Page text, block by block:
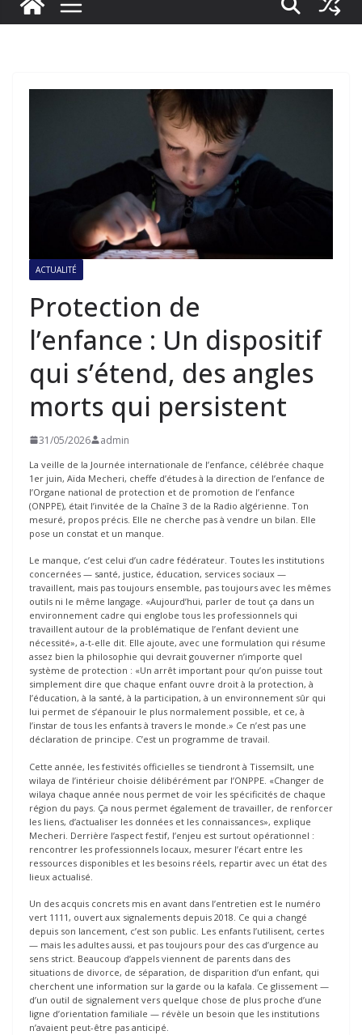
ACTUALITÉ
Protection de
l’enfance : Un dispositif
qui s’étend, des angles
morts qui persistent
31/05/2026 admin
La veille de la Journée internationale de l’enfance, célébrée chaque
1er juin, Aïda Mecheri, cheffe d’études à la direction de l’enfance de
l’Organe national de protection et de promotion de l’enfance
(ONPPE), était l’invitée de la Chaîne 3 de la Radio algérienne. Ton
mesuré, propos précis. Elle ne cherche pas à vendre un bilan. Elle
pose un constat et un manque.
Le manque, c’est celui d’un cadre fédérateur. Toutes les institutions
concernées — santé, justice, éducation, services sociaux —
travaillent, mais pas toujours ensemble, pas toujours avec les mêmes
outils ni le même langage. «Aujourd’hui, parler de tout ça dans un
environnement cadre qui englobe tous les professionnels qui
travaillent autour de la problématique de l’enfant devient une
nécessité», a-t-elle dit. Elle ajoute, avec une formulation qui résume
assez bien la philosophie qui devrait gouverner n’importe quel
système de protection : «Un arrêt important pour qu’on puisse tout
simplement dire que chaque enfant ouvre droit à la protection, à
l’éducation, à la santé, à la participation, à un environnement sûr qui
lui permet de s’épanouir le plus normalement possible, et ce, à
l’instar de tous les enfants à travers le monde.» Ce n’est pas une
déclaration de principe. C’est un programme de travail.
Cette année, les festivités officielles se tiendront à Tissemsilt, une
wilaya de l’intérieur choisie délibérément par l’ONPPE. «Changer de
wilaya chaque année nous permet de voir les spécificités de chaque
région du pays. Ça nous permet également de travailler, de renforcer
les liens, d’actualiser les données et les connaissances», explique
Mecheri. Derrière l’aspect festif, l’enjeu est surtout opérationnel :
rencontrer les professionnels locaux, mesurer l’écart entre les
ressources disponibles et les besoins réels, repartir avec un état des
lieux actualisé.
Un des acquis concrets mis en avant dans l’entretien est le numéro
vert 1111, ouvert aux signalements depuis 2018. Ce qui a changé
depuis son lancement, c’est son public. Les enfants l’utilisent, certes
— mais les adultes aussi, et pas toujours pour des cas d’urgence au
sens strict. Beaucoup d’appels viennent de parents dans des
situations de divorce, de séparation, de disparition d’un enfant, qui
cherchent une information sur la garde ou la kafala. Ce glissement —
d’un outil de signalement vers quelque chose de plus proche d’une
ligne d’orientation familiale — révèle un besoin que les institutions
n’avaient peut-être pas anticipé.